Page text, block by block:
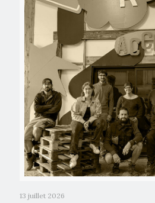
13 juillet 2026